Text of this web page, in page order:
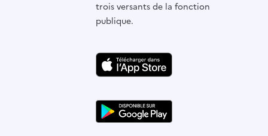
trois versants de la fonction
publique.